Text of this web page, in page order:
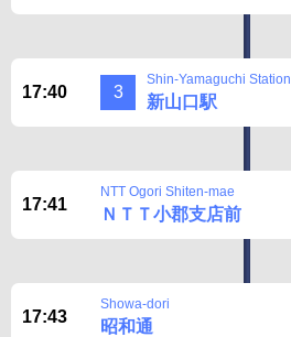
17:40 3
Shin-Yamaguchi Station
新山口駅
17:41
NTT Ogori Shiten-mae
ＮＴＴ小郡支店前
17:43
Showa-dori
昭和通